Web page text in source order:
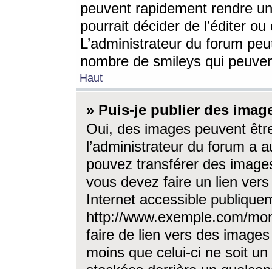
peuvent rapidement rendre
pourrait décider de l’éditer
L’administrateur du forum
nombre de smileys qui
Haut
» Puis-je publier des
Oui, des images peuvent
l’administrateur du forum a
pouvez transférer des
vous devez faire un lien
Internet accessible
http://www.exemple.com/
faire de lien vers des
moins que celui-ci ne soit